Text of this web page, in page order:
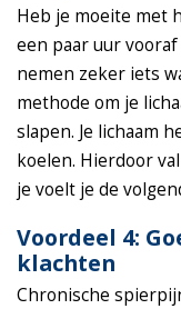
Heb je moeite met
een paar uur
nemen zeker iets
methode om je
slapen. Je lichaam
koelen. Hierdoor
je voelt je de
Voordeel 4:
klachten
Chronische